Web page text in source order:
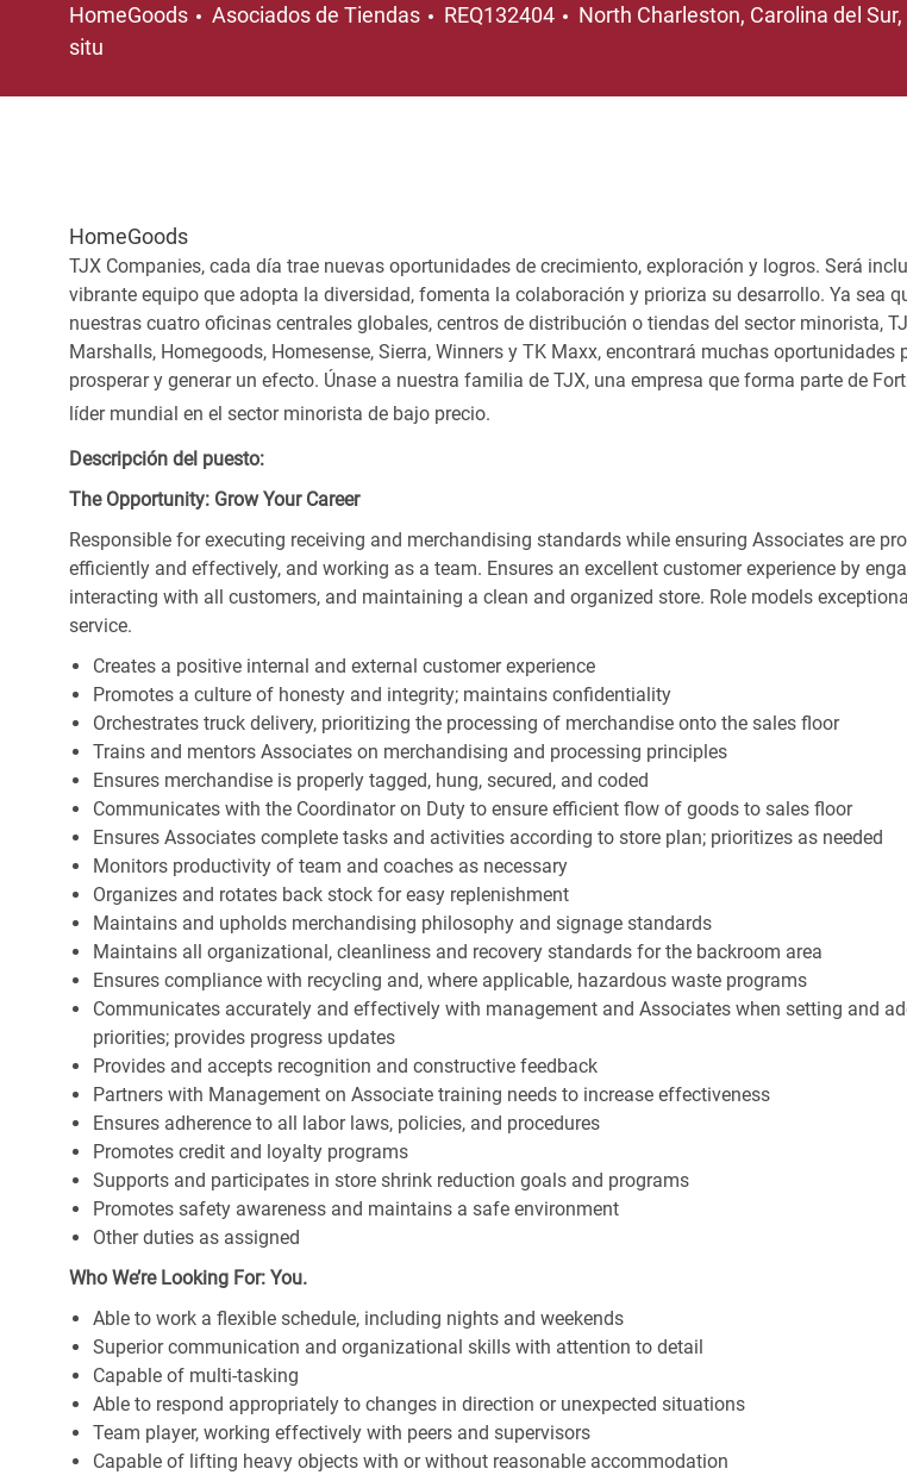
HomeGoods Categoría
Asociados de Tiendas REQ132404 Ubicación
North Charleston, Carolina del
situ
HomeGoods
TJX Companies, cada día trae nuevas oportunidades de crecimiento, exploración y logros. Será
vibrante equipo que adopta la diversidad, fomenta la colaboración y prioriza su desarrollo. Ya sea
nuestras cuatro oficinas centrales globales, centros de distribución o tiendas del sector minorista,
Marshalls, Homegoods, Homesense, Sierra, Winners y TK Maxx, encontrará muchas oportunidades
prosperar y generar un efecto. Únase a nuestra familia de TJX, una empresa que forma parte de
líder mundial en el sector minorista de bajo precio.
Descripción del puesto:
The Opportunity: Grow Your Career
Responsible for executing receiving and merchandising standards while ensuring Associates are
efficiently and effectively, and working as a team. Ensures an excellent customer experience by
interacting with all customers, and maintaining a clean and organized store. Role models
service.
Creates a positive internal and external customer experience
Promotes a culture of honesty and integrity; maintains confidentiality
Orchestrates truck delivery, prioritizing the processing of merchandise onto the sales floor
Trains and mentors Associates on merchandising and processing principles
Ensures merchandise is properly tagged, hung, secured, and coded
Communicates with the Coordinator on Duty to ensure efficient flow of goods to sales floor
Ensures Associates complete tasks and activities according to store plan; prioritizes as needed
Monitors productivity of team and coaches as necessary
Organizes and rotates back stock for easy replenishment
Maintains and upholds merchandising philosophy and signage standards
Maintains all organizational, cleanliness and recovery standards for the backroom area
Ensures compliance with recycling and, where applicable, hazardous waste programs
Communicates accurately and effectively with management and Associates when setting and
priorities; provides progress updates
Provides and accepts recognition and constructive feedback
Partners with Management on Associate training needs to increase effectiveness
Ensures adherence to all labor laws, policies, and procedures
Promotes credit and loyalty programs
Supports and participates in store shrink reduction goals and programs
Promotes safety awareness and maintains a safe environment
Other duties as assigned
Who We’re Looking For: You.
Able to work a flexible schedule, including nights and weekends
Superior communication and organizational skills with attention to detail
Capable of multi-tasking
Able to respond appropriately to changes in direction or unexpected situations
Team player, working effectively with peers and supervisors
Capable of lifting heavy objects with or without reasonable accommodation